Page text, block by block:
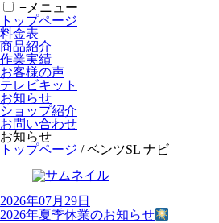
≡ メニュー
トップページ
料金表
商品紹介
作業実績
お客様の声
テレビキット
お知らせ
ショップ紹介
お問い合わせ
お知らせ
トップページ /ベンツSL ナビ
2026年07月29日
2026年夏季休業のお知らせ